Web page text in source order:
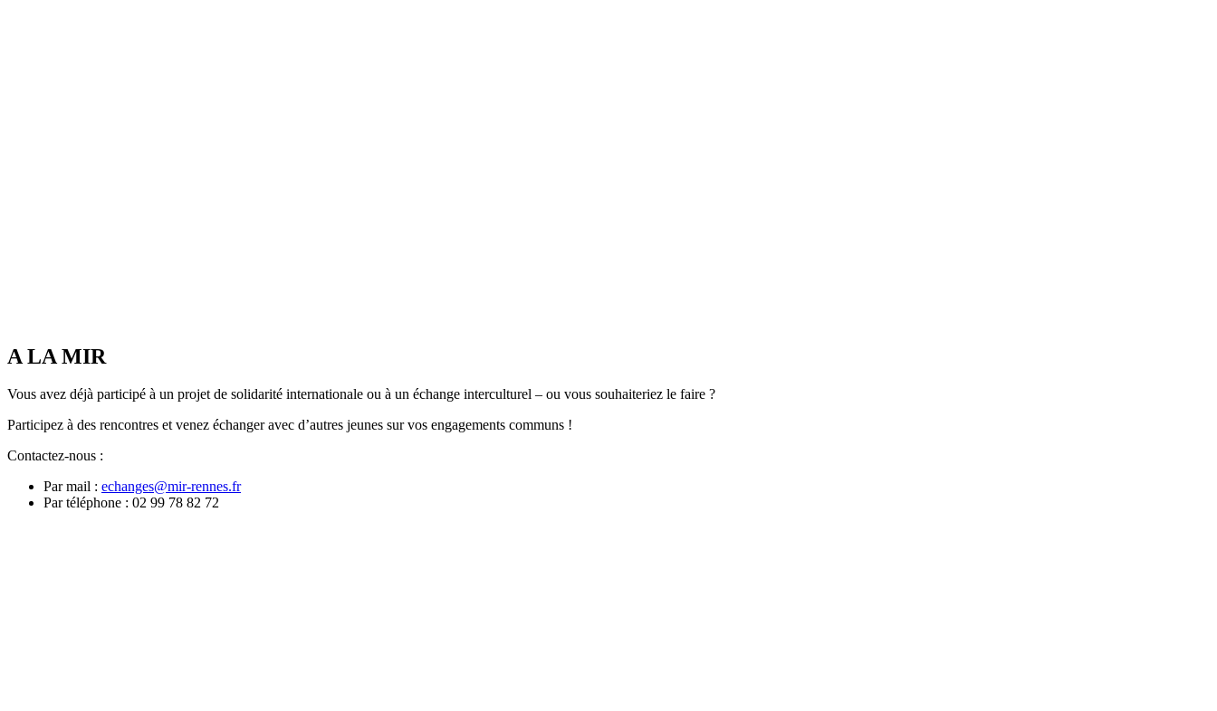
A LA MIR
Vous avez déjà participé à un projet de solidarité internationale ou à un échange interculturel – ou vous souhaiteriez le faire ?
Participez à des rencontres et venez échanger avec d’autres jeunes sur vos engagements communs !
Contactez-nous :
Par mail : echanges@mir-rennes.fr
Par téléphone : 02 99 78 82 72